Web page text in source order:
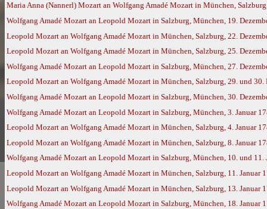
Maria Anna (Nannerl) Mozart an Wolfgang Amadé Mozart in München,
Wolfgang Amadé Mozart an Leopold Mozart in Salzburg, München, 19.
Leopold Mozart an Wolfgang Amadé Mozart in München, Salzburg, 22.
Leopold Mozart an Wolfgang Amadé Mozart in München, Salzburg, 25.
Wolfgang Amadé Mozart an Leopold Mozart in Salzburg, München, 27.
Leopold Mozart an Wolfgang Amadé Mozart in München, Salzburg, 29. und
Wolfgang Amadé Mozart an Leopold Mozart in Salzburg, München, 30.
Wolfgang Amadé Mozart an Leopold Mozart in Salzburg, München, 3. Januar
Leopold Mozart an Wolfgang Amadé Mozart in München, Salzburg, 4. Januar
Leopold Mozart an Wolfgang Amadé Mozart in München, Salzburg, 8. Januar
Wolfgang Amadé Mozart an Leopold Mozart in Salzburg, München, 10. und 11.
Leopold Mozart an Wolfgang Amadé Mozart in München, Salzburg, 11. Januar
Leopold Mozart an Wolfgang Amadé Mozart in München, Salzburg, 13. Januar
Wolfgang Amadé Mozart an Leopold Mozart in Salzburg, München, 18. Januar